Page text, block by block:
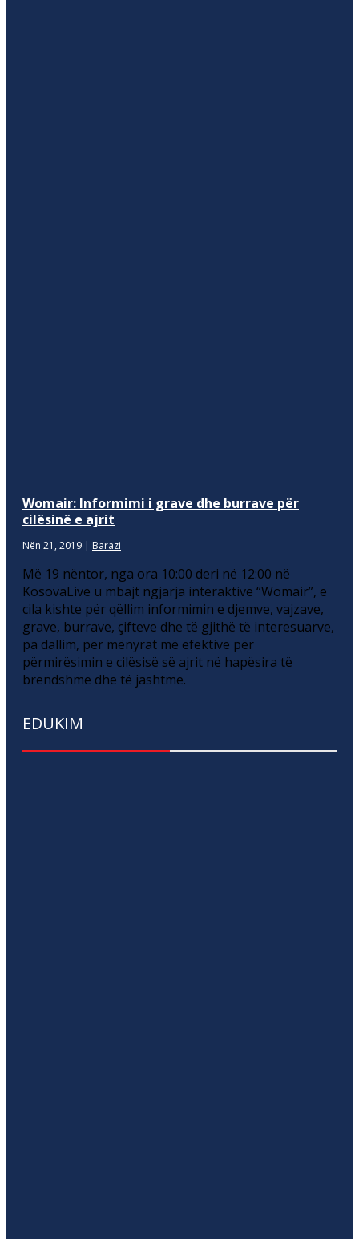
Womair: Informimi i grave dhe burrave për
cilësinë e ajrit
Nën 21, 2019 | Barazi
Më 19 nëntor, nga ora 10:00 deri në 12:00 në
KosovaLive u mbajt ngjarja interaktive “Womair”, e
cila kishte për qëllim informimin e djemve, vajzave,
grave, burrave, çifteve dhe të gjithë të interesuarve,
pa dallim, për mënyrat më efektive për
përmirësimin e cilësisë së ajrit në hapësira të
brendshme dhe të jashtme.
EDUKIM